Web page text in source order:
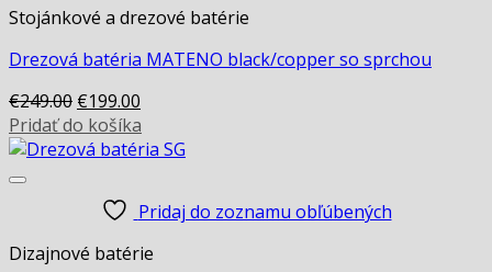
Stojánkové a drezové batérie
Drezová batéria MATENO black/copper so sprchou
€249.00 Original
price
was:
€199.00
price
is:
Pridať do košíka
Pridaj do zoznamu obľúbených
Dizajnové batérie